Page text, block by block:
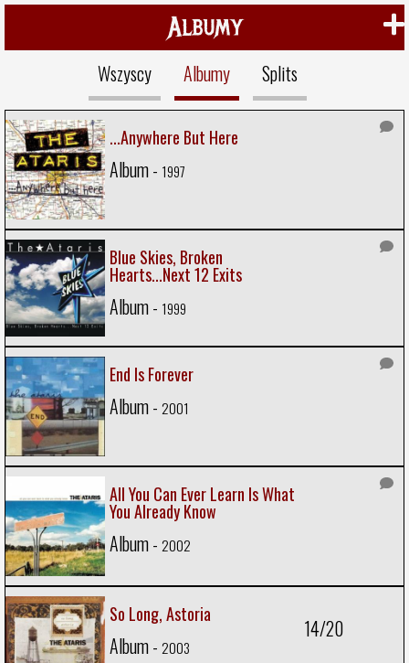
Albumy
Wszyscy Albumy Splits
...Anywhere But Here
Album - 1997
Blue Skies, Broken
Hearts...Next 12 Exits
Album - 1999
End Is Forever
Album - 2001
All You Can Ever Learn Is What
You Already Know
Album - 2002
So Long, Astoria
Album - 2003
14/20